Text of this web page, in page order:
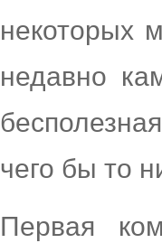
некоторых
недавно
чего бы то
Первая